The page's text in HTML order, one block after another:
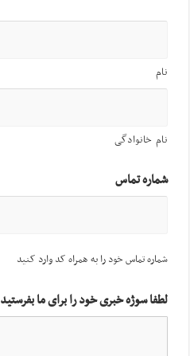
نام
نام خانوادگی
شماره تماس
شماره تماس خود را به همراه کد وارد کنید
لطفا سوژه خبری خود را برای ما بفرستید